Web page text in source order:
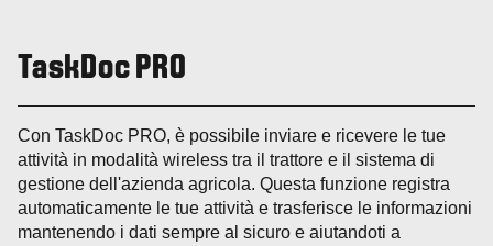
TaskDoc PRO
Con TaskDoc PRO, è possibile inviare e ricevere le tue
attività in modalità wireless tra il trattore e il sistema di
gestione dell'azienda agricola. Questa funzione registra
automaticamente le tue attività e trasferisce le informazioni
mantenendo i dati sempre al sicuro e aiutandoti a